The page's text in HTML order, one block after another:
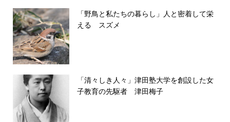
「野鳥と私たちの暮らし」人と密着して栄
える スズメ
「清々しき人々」津田塾大学を創設した女
子教育の先駆者 津田梅子